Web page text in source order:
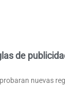
de
nuevas